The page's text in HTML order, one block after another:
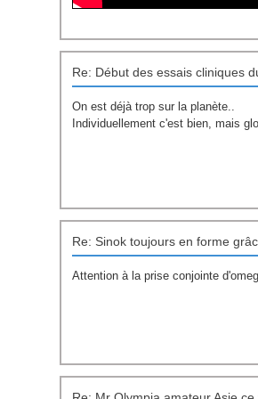
Re: Début des essais cliniques
On est déjà trop sur la planète..
Individuellement c'est bien, mais
Re: Sinok toujours en forme
Attention à la prise conjointe